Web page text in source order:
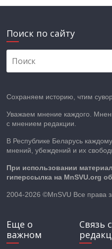
Поиск по сайту
Сохраняем историю, чтим
Уважаем мнение каждого.
с мнением редакции.
В Республике Беларусь
мнений, убеждений и их
При использовании
гиперссылка на MnSVU.org
2004-2026 ©MnSVU Все права
Еще о
важном
Связь с